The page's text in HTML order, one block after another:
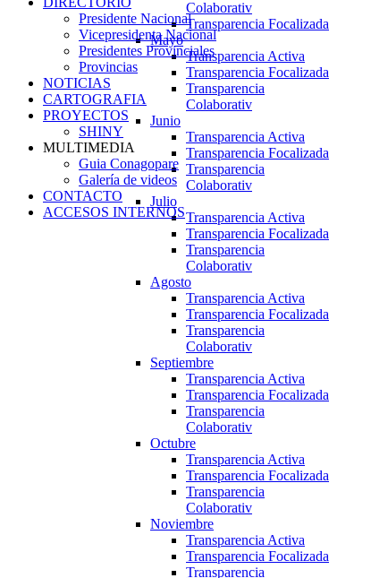
Colaborativ
Transparencia Focalizada
Mayo
Transparencia Activa
Transparencia Focalizada
Transparencia
Colaborativ
Junio
Transparencia Activa
Transparencia Focalizada
Transparencia
Colaborativ
Julio
Transparencia Activa
Transparencia Focalizada
Transparencia
Colaborativ
Agosto
Transparencia Activa
Transparencia Focalizada
Transparencia
Colaborativ
Septiembre
Transparencia Activa
Transparencia Focalizada
Transparencia
Colaborativ
Octubre
Transparencia Activa
Transparencia Focalizada
Transparencia
Colaborativ
Noviembre
Transparencia Activa
Transparencia Focalizada
Transparencia
Presidente Nacional
Vicepresidenta Nacional
Presidentes Provinciales
Provincias
NOTICIAS
CARTOGRAFIA
PROYECTOS
SHINY
MULTIMEDIA
Guia Conagopare
Galería de videos
CONTACTO
ACCESOS INTERNOS